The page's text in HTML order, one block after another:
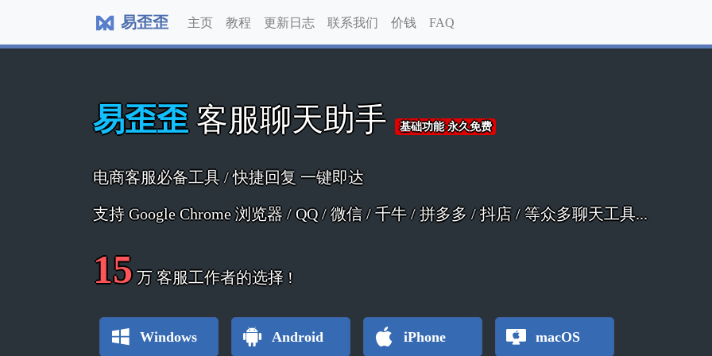
易歪歪 主页 教程 更新日志 联系我们 价钱 FAQ
易歪歪 客服聊天助手 基础功能 永久免费
电商客服必备工具 / 快捷回复 一键即达
支持 Google Chrome 浏览器 / QQ / 微信 / 千牛 / 拼多多 / 抖店 / 等众多聊天工具...
15 万客服工作者的选择 !
Windows Android iPhone macOS